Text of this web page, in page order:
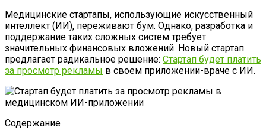
Медицинские стартапы‚ использующие искусственный
интеллект (ИИ)‚ переживают бум. Однако‚ разработка и
поддержание таких сложных систем требует
значительных финансовых вложений. Новый стартап
предлагает радикальное решение: Стартап будет платить
за просмотр рекламы в своем приложении-враче с ИИ.
Содержание